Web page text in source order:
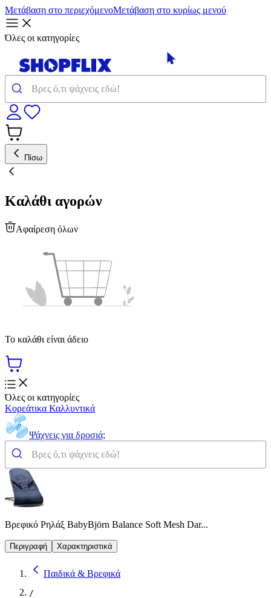
Μετάβαση στο περιεχόμενοΜετάβαση στο κυρίως μενού
Όλες οι κατηγορίες
Πίσω
Καλάθι αγορών
Αφαίρεση όλων
Το καλάθι είναι άδειο
Όλες οι κατηγορίες
Κορεάτικα Καλλυντικά
Ψάχνεις για δροσιά;
Βρεφικό Ρηλάξ BabyBjörn Balance Soft Mesh Dar...
Περιγραφή Χαρακτηριστικά
Παιδικά & Βρεφικά
/